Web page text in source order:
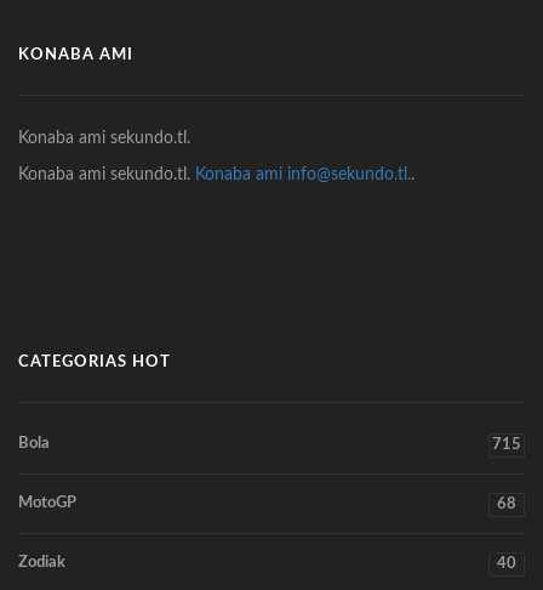
KONABA AMI
Konaba ami sekundo.tl.
Konaba ami sekundo.tl. Konaba ami info@sekundo.tl..
CATEGORIAS HOT
Bola 715
MotoGP 68
Zodiak 40